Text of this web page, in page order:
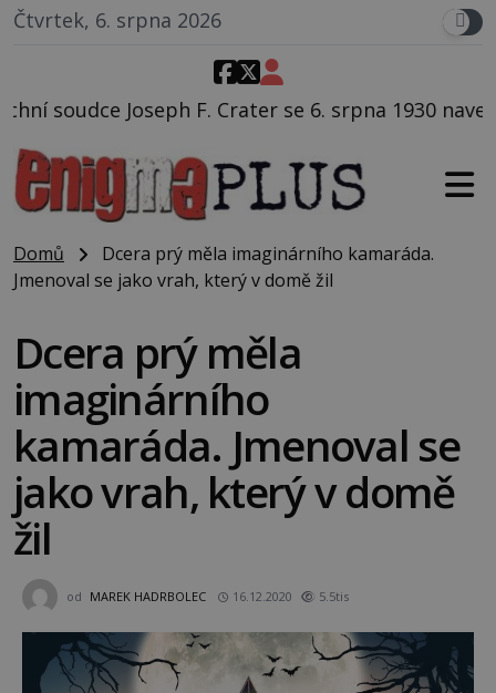
Čtvrtek, 6. srpna 2026
Crater se 6. srpna 1930 navečeří ve své
Domů
Dcera prý měla imaginárního kamaráda.
Jmenoval se jako vrah, který v domě žil
Dcera prý měla
imaginárního
kamaráda. Jmenoval se
jako vrah, který v domě
žil
od MAREK HADRBOLEC 16.12.2020 5.5tis